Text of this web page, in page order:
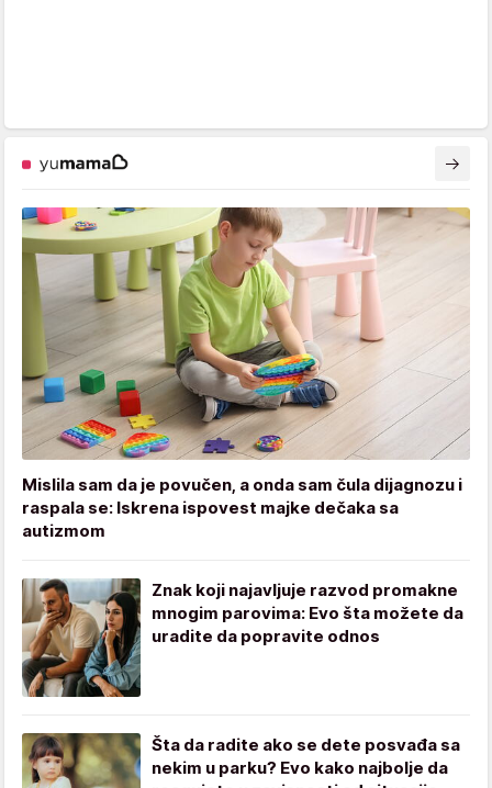
Mislila sam da je povučen, a onda sam čula dijagnozu i
raspala se: Iskrena ispovest majke dečaka sa
autizmom
Znak koji najavljuje razvod promakne
mnogim parovima: Evo šta možete da
uradite da popravite odnos
Šta da radite ako se dete posvađa sa
nekim u parku? Evo kako najbolje da